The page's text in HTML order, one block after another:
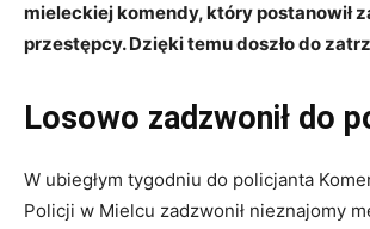
mieleckiej komendy, który postanowił
przestępcy. Dzięki temu doszło do
Losowo zadzwonił do
W ubiegłym tygodniu do policjanta
Policji w Mielcu zadzwonił nieznajomy